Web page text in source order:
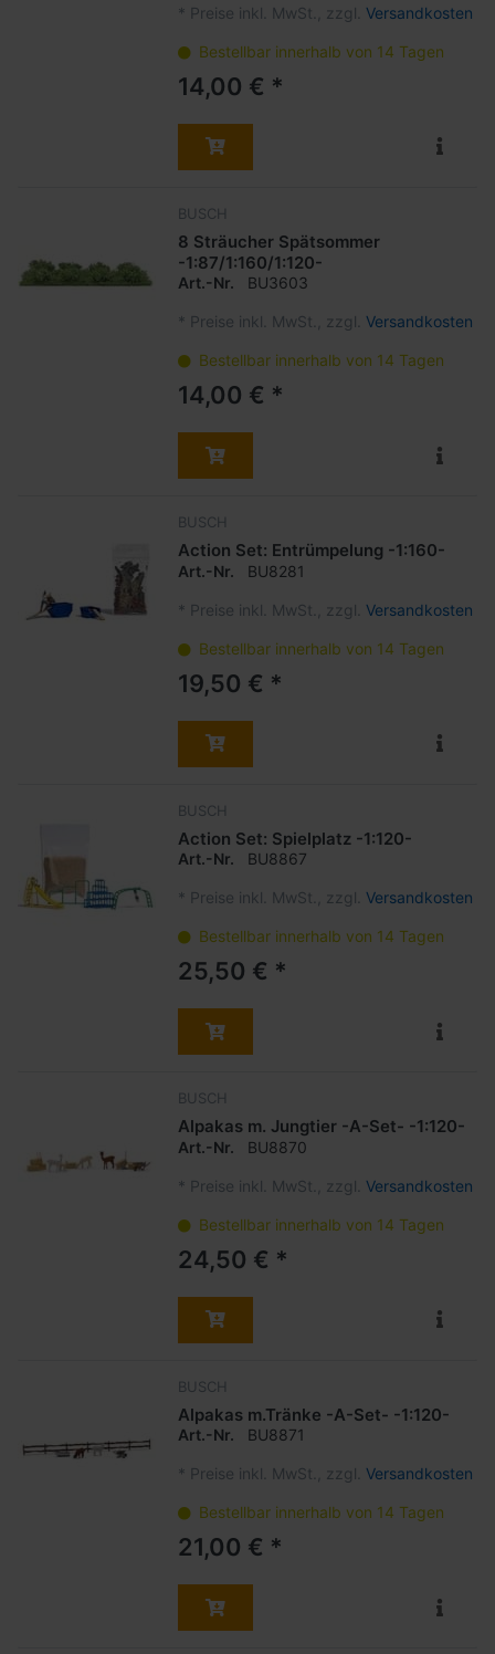
* Preise inkl. MwSt., zzgl. Versandkosten
Bestellbar innerhalb von 14 Tagen
14,00 € *
BUSCH
8 Sträucher Spätsommer
-1:87/1:160/1:120-
Art.-Nr. BU3603
* Preise inkl. MwSt., zzgl. Versandkosten
Bestellbar innerhalb von 14 Tagen
14,00 € *
BUSCH
Action Set: Entrümpelung -1:160-
Art.-Nr. BU8281
* Preise inkl. MwSt., zzgl. Versandkosten
Bestellbar innerhalb von 14 Tagen
19,50 € *
BUSCH
Action Set: Spielplatz -1:120-
Art.-Nr. BU8867
* Preise inkl. MwSt., zzgl. Versandkosten
Bestellbar innerhalb von 14 Tagen
25,50 € *
BUSCH
Alpakas m. Jungtier -A-Set- -1:120-
Art.-Nr. BU8870
* Preise inkl. MwSt., zzgl. Versandkosten
Bestellbar innerhalb von 14 Tagen
24,50 € *
BUSCH
Alpakas m.Tränke -A-Set- -1:120-
Art.-Nr. BU8871
* Preise inkl. MwSt., zzgl. Versandkosten
Bestellbar innerhalb von 14 Tagen
21,00 € *